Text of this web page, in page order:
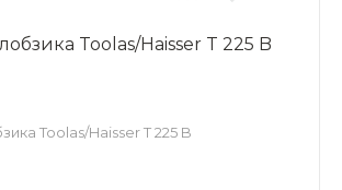
Toolas/Haisser T 225 B
Toolas/Haisser T 225 B